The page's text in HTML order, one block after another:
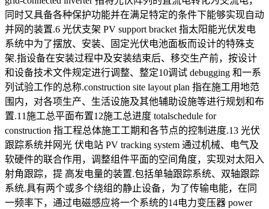
同时又具备各种保护功能并在满足特定的条件下能够实现自动
并网的装置.6 光伏支架 PV support bracket 指太阳能光伏发电
系统中为了摆放、安装、固定光伏电池面板而设计的特殊支
架.指设备在安装过程中及安装结束后、移交生产前，按设计
和设备技术文件规定进行调整、整定10调试 debugging 和一系
列试验工作的总称.construction site layout plan 指在施工用地范
围内，对各项生产、生活设施及其他辅助设施等进行规划和布
置.11施工总平面布置12施工总进度 totalschedule for
construction 指工程总体施工工期和各节点的控制进度.13 光伏
跟踪系统并网光 伏电站 PV tracking system 通过机械、电气及
软硬件的联合作用，调整组件平面的空间角度，实现对太阳入
射角跟踪，提 高发电量的装置.包括单轴跟踪系统、双轴跟踪
系统.具有两个或多个绕组的静止设备，为了传输电能，在同
一频率下，通过电磁感应将一个系统的14电力变压器 power